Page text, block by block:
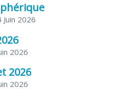
Juin 2026
2026
2026
2026